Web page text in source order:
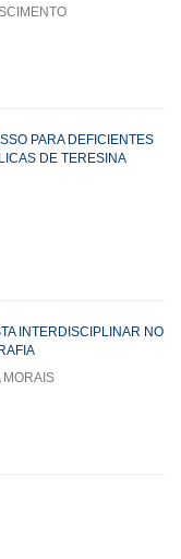
PARA DEFICIENTES
DE TERESINA
INTERDISCIPLINAR NO
MORAIS